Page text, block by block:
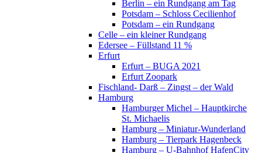
Berlin – ein Rundgang am Tag
Potsdam – Schloss Cecilienhof
Potsdam – ein Rundgang
Celle – ein kleiner Rundgang
Edersee – Füllstand 11 %
Erfurt
Erfurt – BUGA 2021
Erfurt Zoopark
Fischland- Darß – Zingst – der Wald
Hamburg
Hamburger Michel – Hauptkirche
St. Michaelis
Hamburg – Miniatur-Wunderland
Hamburg – Tierpark Hagenbeck
Hamburg – U-Bahnhof HafenCity